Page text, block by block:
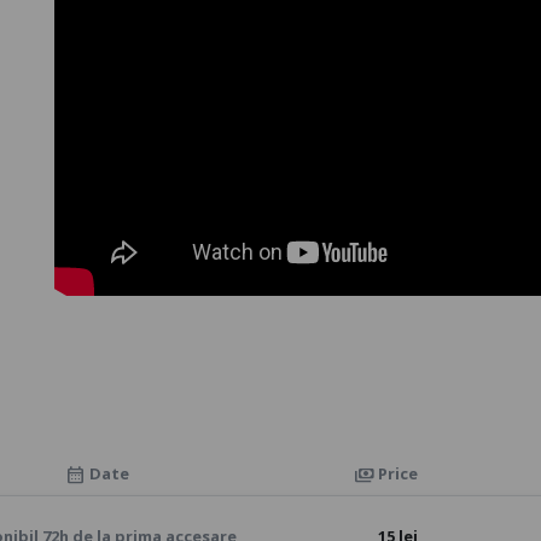
calendar_month Date payments Price
72h de la prima accesare
15 lei